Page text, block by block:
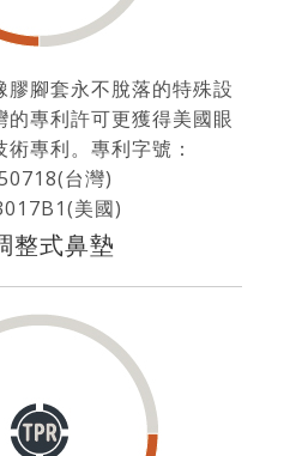
膠腳套永不脫落的特殊設
的專利許可更獲得美國眼
專利。專利字號：
台灣)
美國)
整式鼻墊